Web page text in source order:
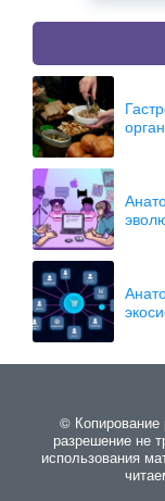
©
разрешение не
использования